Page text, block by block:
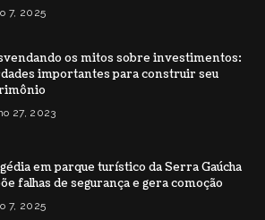
7, 2025
os mitos sobre investimentos:
importantes para construir seu
27, 2023
em parque turístico da Serra Gaúcha
falhas de segurança e gera comoção
7, 2025